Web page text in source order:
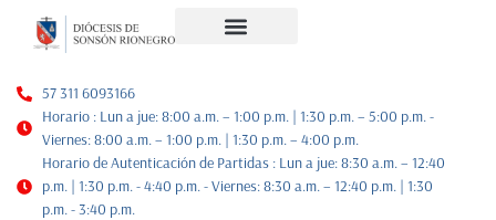
57 311 6093166
Horario : Lun a jue: 8:00 a.m. – 1:00 p.m. | 1:30 p.m. – 5:00 p.m. -
Viernes: 8:00 a.m. – 1:00 p.m. | 1:30 p.m. – 4:00 p.m.
Horario de Autenticación de Partidas : Lun a jue: 8:30 a.m. – 12:40
p.m. | 1:30 p.m. - 4:40 p.m. - Viernes: 8:30 a.m. – 12:40 p.m. | 1:30
p.m. - 3:40 p.m.